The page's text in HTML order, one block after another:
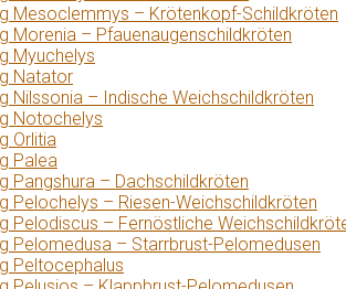
Mesoclemmys – Krötenkopf-Schildkröten
Morenia – Pfauenaugenschildkröten
Myuchelys
Natator
Nilssonia – Indische Weichschildkröten
Notochelys
Orlitia
Palea
Pangshura – Dachschildkröten
Pelochelys – Riesen-Weichschildkröten
Pelodiscus – Fernöstliche
Pelomedusa – Starrbrust-Pelomedusen
Peltocephalus